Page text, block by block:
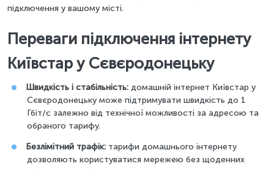
підключення у вашому місті.
Переваги підключення інтернету
Київстар у Сєвєродонецьку
Швидкість і стабільність: домашній інтернет Київстар у
Сєвєродонецьку може підтримувати швидкість до 1
Гбіт/с залежно від технічної можливості за адресою та
обраного тарифу.
Безлімітний трафік: тарифи домашнього інтернету
дозволяють користуватися мережею без щоденних